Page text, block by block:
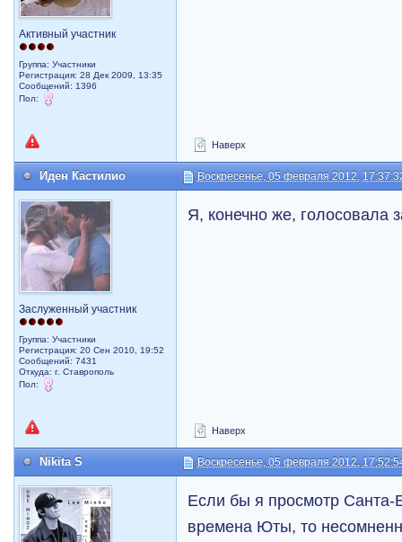
Активный участник
Группа: Участники
Регистрация: 28 Дек 2009, 13:35
Сообщений: 1396
Пол:
Наверх
Иден Кастилио Воскресенье, 05 февраля 2012,
Заслуженный участник
Группа: Участники
Регистрация: 20 Сен 2010, 19:52
Сообщений: 7431
Откуда: г. Ставрополь
Пол:
Я, конечно же, голосовала
Наверх
Nikita S Воскресенье, 05 февраля 2012,
Если бы я просмотр
времена Юты, то